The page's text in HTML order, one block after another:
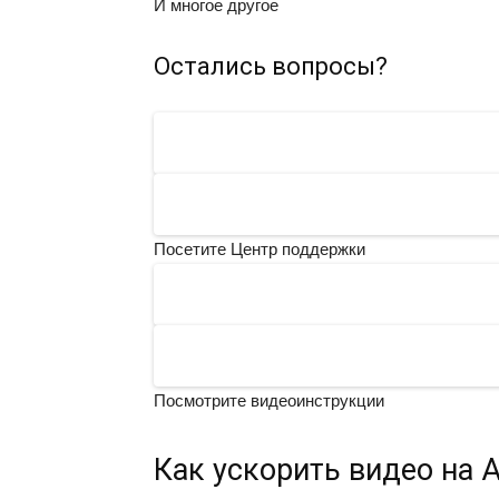
И многое другое
Остались вопросы?
Посетите Центр поддержки
Посмотрите видео­инструкции
Как ускорить видео на